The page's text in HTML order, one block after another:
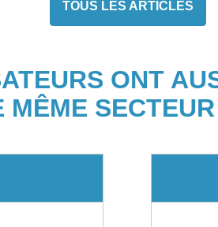
TOUS LES ARTICLES
ONT
MÊME